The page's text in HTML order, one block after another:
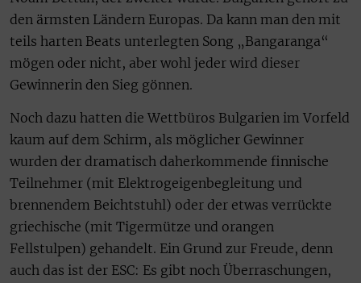
den ärmsten Ländern Europas. Da kann man den mit
teils harten Beats unterlegten Song „Bangaranga“
mögen oder nicht, aber wohl jeder wird dieser
Gewinnerin den Sieg gönnen.
Noch dazu hatten die Wettbüros Bulgarien im Vorfeld
kaum auf dem Schirm, als möglicher Gewinner
wurden der dramatisch daherkommende finnische
Teilnehmer (mit Elektrogeigenbegleitung und
brennendem Beichtstuhl) oder der etwas verrückte
griechische (mit Tigermütze und orangen
Fellstulpen) gehandelt. Ein Grund zur Freude, denn
auch das ist der ESC: Es gibt noch Überraschungen,